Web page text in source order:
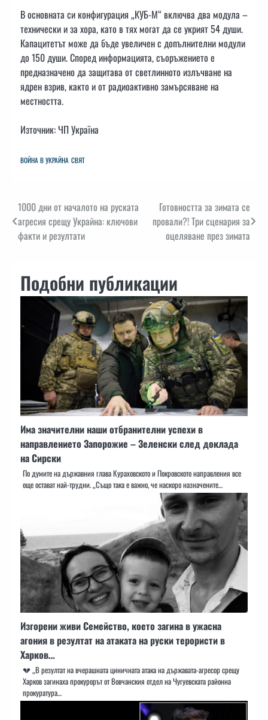
В основната си конфигурация „КУБ-М“ включва два модула –
технически и за хора, като в тях могат да се укрият 54 души.
Капацитетът може да бъде увеличен с допълнителни модули
до 150 души. Според информацията, съоръжението е
предназначено да защитава от светлинното излъчване на
ядрен взрив, както и от радиоактивно замърсяване на
местността.
Източник: ЧП Україна
ВОЙНА В УКРАЙНА СВЯТ
Навигация
1000 дни от началото на руската
агресия срещу Украйна: ключови
факти и резултати
Готовността за зимата се
провали?! Три сценария за
оцеляване през зимата
Подобни публикации
Има значителни наши отбранителни успехи в
направлението Запорожие – Зеленски след доклада
на Сирски
По думите на държавния глава Кураховското и Покровското направления все
още остават най-трудни. „Също така е важно, че наскоро назначените…
Изгорени живи Семейство, което загина в ужасна
агония в резултат на атаката на руски терористи в
Харков…
💔 „В резултат на вчерашната циничната атака на държавата-агресор срещу
Харков загинаха прокурорът от Вовчанския отдел на Чугуевската районна
прокуратура…